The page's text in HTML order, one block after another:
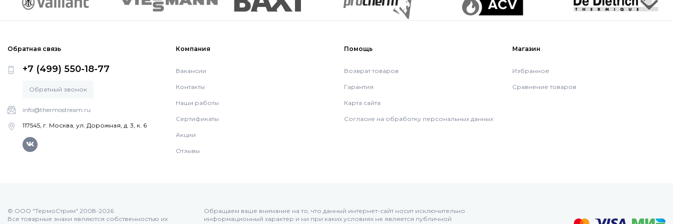
Обратная связь
+7 (499) 550-18-77
Обратный звонок
info@thermostream.ru
117545, г. Москва, ул. Дорожная, д. 3, к. 6
Компания
Вакансии
Контакты
Наши работы
Сертификаты
Акции
Отзывы
Помощь
Возврат товаров
Гарантия
Карта сайта
Согласие на обработку персональных данных
Магазин
Избранное
Сравнение товаров
© ООО "ТермоСтрим" 2008-2026
Все товарные знаки являются собственностью их
Обращаем ваше внимание на то, что данный интернет-сайт носит исключительно
информационный характер и ни при каких условиях не является публичной